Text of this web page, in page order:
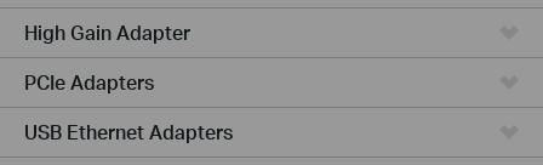
High Gain Adapter
PCIe Adapters
USB Ethernet Adapters